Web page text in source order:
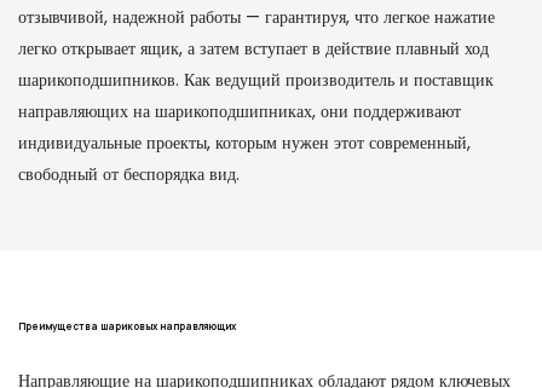
отзывчивой, надежной работы — гарантируя, что легкое нажатие
легко открывает ящик, а затем вступает в действие плавный ход
шарикоподшипников. Как ведущий производитель и поставщик
направляющих на шарикоподшипниках, они поддерживают
индивидуальные проекты, которым нужен этот современный,
свободный от беспорядка вид.
Преимущества шариковых направляющих
Направляющие на шарикоподшипниках обладают рядом ключевых